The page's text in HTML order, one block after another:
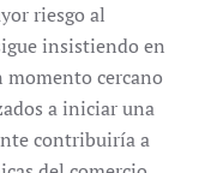
riesgo al
insistiendo en
cercano
a iniciar una
contribuiría a